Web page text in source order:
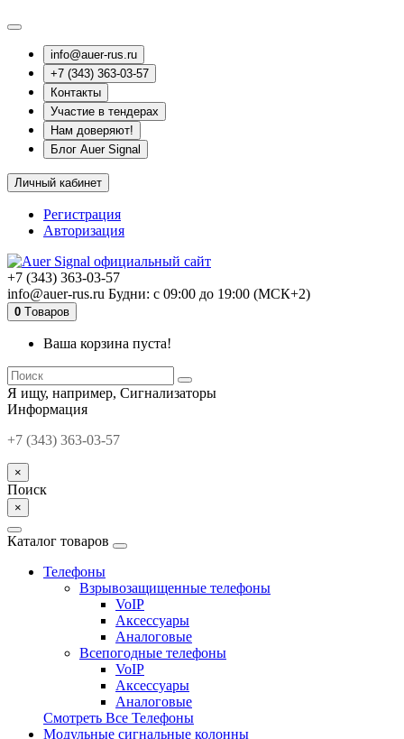
info@auer-rus.ru
+7 (343) 363-03-57
Контакты
Участие в тендерах
Нам доверяют!
Блог Auer Signal
Личный кабинет
Регистрация
Авторизация
+7 (343) 363-03-57
info@auer-rus.ru Будни: с 09:00 до 19:00 (МСК+2)
0 Tоваров
Ваша корзина пуста!
Я ищу, например, Сигнализаторы
Информация
+7 (343) 363-03-57
×
Поиск
×
Каталог товаров
Телефоны
Взрывозащищенные телефоны
VoIP
Аксессуары
Аналоговые
Всепогодные телефоны
VoIP
Аксессуары
Аналоговые
Смотреть Все Телефоны
Модульные сигнальные колонны